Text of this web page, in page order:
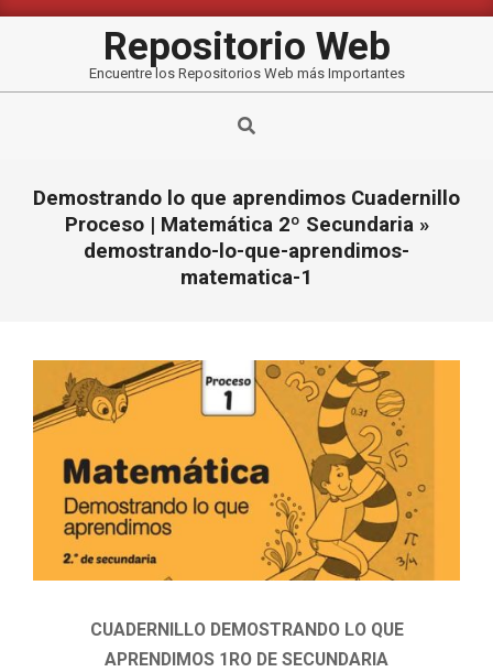
Repositorio Web
Encuentre los Repositorios Web más Importantes
Buscar
Demostrando lo que aprendimos Cuadernillo
Proceso | Matemática 2º Secundaria »
demostrando-lo-que-aprendimos-
matematica-1
CUADERNILLO DEMOSTRANDO LO QUE
APRENDIMOS 1RO DE SECUNDARIA